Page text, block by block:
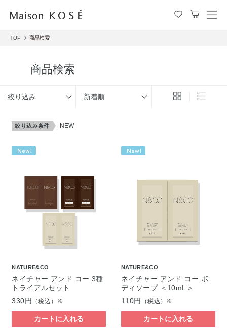
メ
TOP 商品検索
商品検索
絞り込み 新着順
絞り込み条件 NEW
NATURE&CO
ネイチャー アンド コー 3種
トライアルセット
330円
（税込）※
カートに入れる
NATURE&CO
ネイチャー アンド コー ボ
ディソープ ＜10mL＞
110円
（税込）※
カートに入れる